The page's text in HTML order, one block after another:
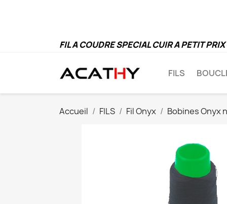
FIL A COUDRE SPECIAL CUIR A PETIT PRIX
FILS
Accueil FILS Fil Onyx Bobines Onyx